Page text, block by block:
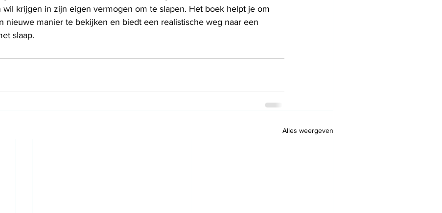
krijgen in zijn eigen vermogen om te slapen. Het boek helpt je om
nieuwe manier te bekijken en biedt een realistische weg naar een
slaap.
Alles weergeven